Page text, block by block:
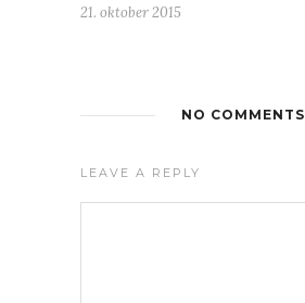
21. oktober 2015
NO COMMENTS
LEAVE A REPLY